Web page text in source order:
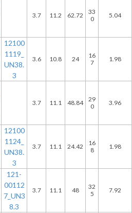
3.7 11.2 62.72
33
0
5.04
12100
1119_
UN38.
3
3.6 10.8 24
16
7
1.98
3.7 11.1 48.84
29
0
3.96
12100
1124_
UN38.
3
3.7 11.1 24.42
16
8
1.98
121-
00112
7_UN3
8.3
3.7 11.1 48
32
5
7.92